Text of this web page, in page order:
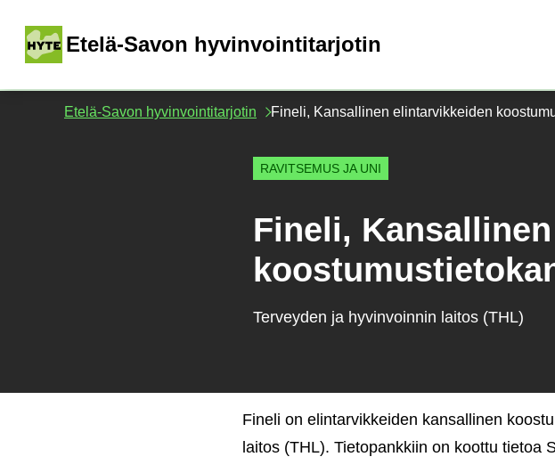
sisältöön
Etelä-Savon hyvinvointitarjotin
Etelä-Savon hyvinvointitarjotin Fineli, Kansallinen elintarvikkeiden
RAVITSEMUS JA UNI
Fineli,
Terveyden ja hyvinvoinnin laitos (THL)
Fineli on elintarvikkeiden kansallinen
laitos (THL). Tietopankkiin on koottu tietoa